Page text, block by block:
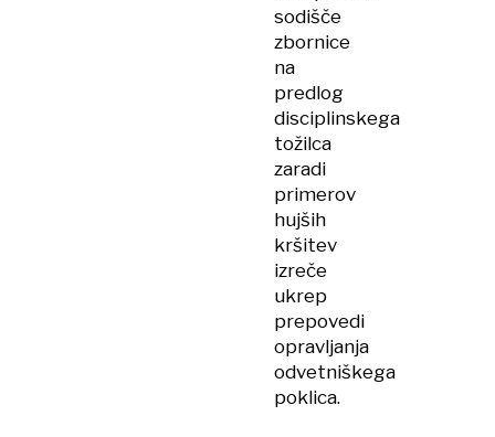
sodišče
zbornice
na
predlog
disciplinskega
tožilca
zaradi
primerov
hujših
kršitev
izreče
ukrep
prepovedi
opravljanja
odvetniškega
poklica.